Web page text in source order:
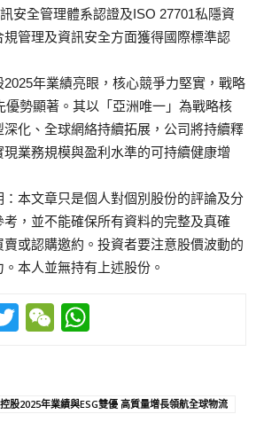
安全管理體系認證及ISO 27701私隱資
規管理及資訊安全方面獲得國際標準認
年業績亮眼，核心競爭力堅實， 戰略
勢顯著。其以「亞洲唯一」 為戰略核
化、全球網絡持續拓展， 公司將持續釋
現業務規模與盈利水準的可持續健康增
本文章只是個人對個別股份的評論及分
，並不能確保所有資料的完整及真確
或認購邀約。 投資者要注意股價波動的
本人並無持有上述股份。
TwitterWeChat
股2025年業績與ESG雙優 高質量增長領航全球物流